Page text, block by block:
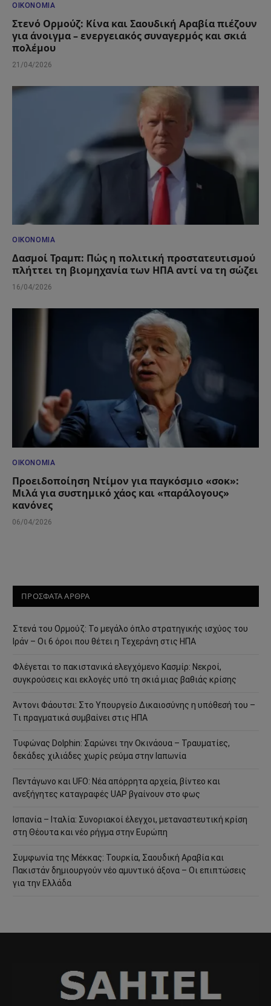
ΟΙΚΟΝΟΜΊΑ
Στενό Ορμούζ: Κίνα και Σαουδική Αραβία πιέζουν
για άνοιγμα – ενεργειακός συναγερμός και σκιά
πολέμου
21/04/2026
ΟΙΚΟΝΟΜΊΑ
Δασμοί Τραμπ: Πώς η πολιτική προστατευτισμού
πλήττει τη βιομηχανία των ΗΠΑ αντί να τη σώζει
16/04/2026
ΟΙΚΟΝΟΜΊΑ
Προειδοποίηση Ντίμον για παγκόσμιο «σοκ»:
Μιλά για συστημικό χάος και «παράλογους»
κανόνες
06/04/2026
ΠΡΟΣΦΑΤΑ ΑΡΘΡΑ
Στενά του Ορμούζ: Το μεγάλο όπλο στρατηγικής ισχύος του
Ιράν – Οι 6 όροι που θέτει η Τεχεράνη στις ΗΠΑ
Φλέγεται το πακιστανικά ελεγχόμενο Κασμίρ: Νεκροί,
συγκρούσεις και εκλογές υπό τη σκιά μιας βαθιάς κρίσης
Άντονι Φάουτσι: Στο Υπουργείο Δικαιοσύνης η υπόθεσή του –
Τι πραγματικά συμβαίνει στις ΗΠΑ
Τυφώνας Dolphin: Σαρώνει την Οκινάουα – Τραυματίες,
δεκάδες χιλιάδες χωρίς ρεύμα στην Ιαπωνία
Πεντάγωνο και UFO: Νέα απόρρητα αρχεία, βίντεο και
ανεξήγητες καταγραφές UAP βγαίνουν στο φως
Ισπανία – Ιταλία: Συνοριακοί έλεγχοι, μεταναστευτική κρίση
στη Θέουτα και νέο ρήγμα στην Ευρώπη
Συμφωνία της Μέκκας: Τουρκία, Σαουδική Αραβία και
Πακιστάν δημιουργούν νέο αμυντικό άξονα – Οι επιπτώσεις
για την Ελλάδα